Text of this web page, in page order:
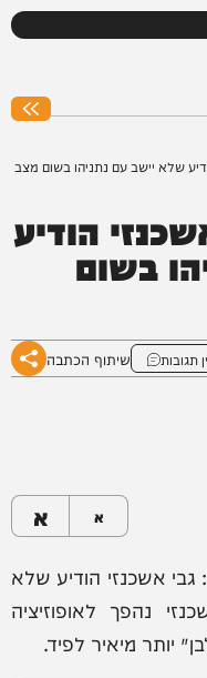
שלא יישב עם נתניהו בשום מצב
הודיע
בשום
תגובות שיתוף הכתבה
א א
גבי אשכנזי הודיע שלא
נהפך לאופוזיציה
יותר מיאיר לפיד.